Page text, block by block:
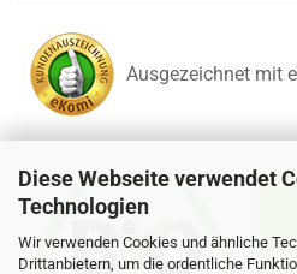
Diese Webseite verwendet
Technologien
Wir verwenden Cookies und ähnliche
Drittanbietern, um die ordentliche
Ausgezeichnet mit